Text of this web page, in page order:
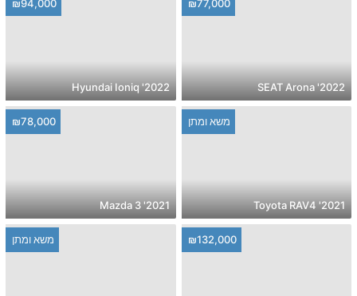
₪77,000
2022' SEAT Arona
₪94,000
2022' Hyundai Ioniq
משא ומתן
2021' Toyota RAV4
₪78,000
2021' Mazda 3
₪132,000 משא ומתן